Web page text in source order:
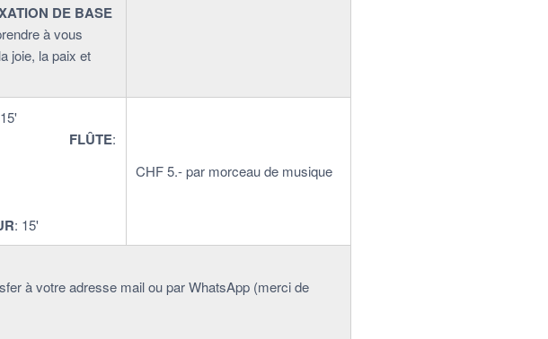
DE BASE
à vous
joie, la paix et
FLÛTE:
: 15'
CHF 5.- par morceau de musique
à votre adresse mail ou par WhatsApp (merci de